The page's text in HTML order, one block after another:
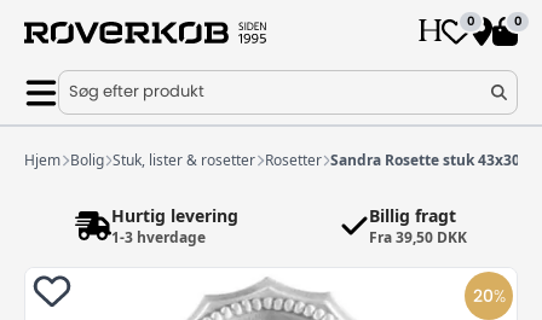
0 0
Søg efter produkt
Hjem Bolig Stuk, lister & rosetter Rosetter Sandra Rosette stuk 43x30
Hurtig levering
1-3 hverdage
Billig fragt
Fra 39,50 DKK
20%